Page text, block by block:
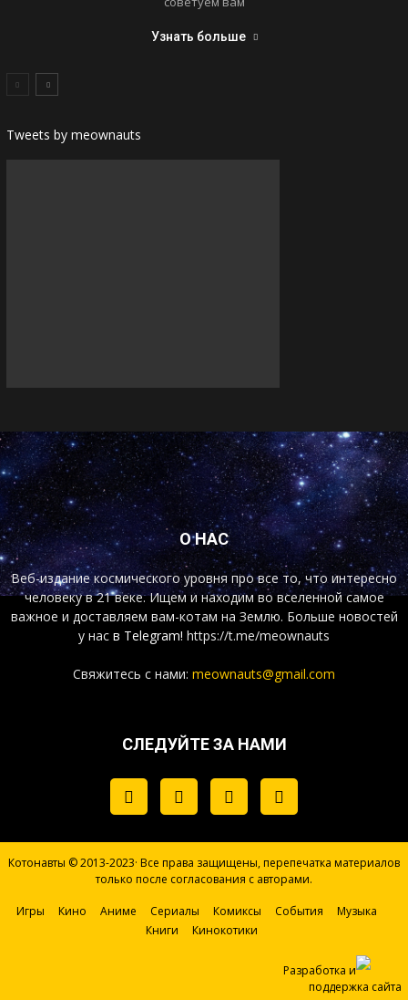
Узнать больше
Tweets by meownauts
О НАС
Веб-издание космического уровня про все то, что интересно
человеку в 21 веке. Ищем и находим во вселенной самое
важное и доставляем вам-котам на Землю. Больше новостей
у нас в Telegram! https://t.me/meownauts
Свяжитесь с нами: meownauts@gmail.com
СЛЕДУЙТЕ ЗА НАМИ
Котонавты © 2013-2023· Все права защищены, перепечатка материалов
только после согласования с авторами.
Игры Кино Аниме Сериалы Комиксы События
Музыка
Книги
Кинокотики
Разработка и
поддержка сайта